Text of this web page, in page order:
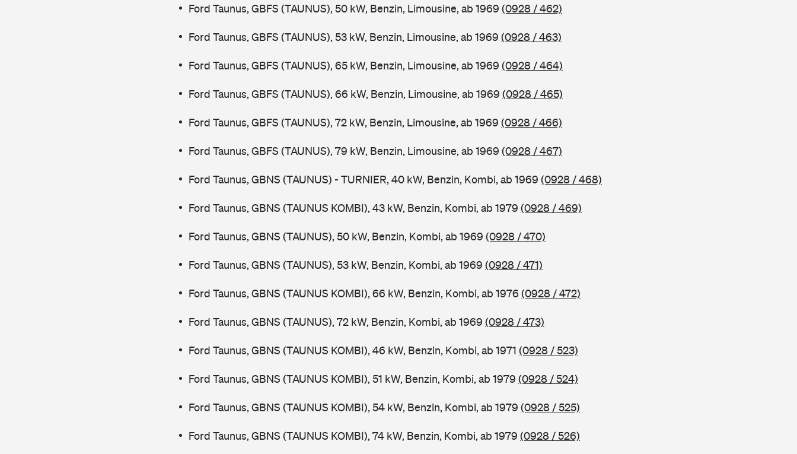
Ford Taunus, GBFS (TAUNUS), 50 kW, Benzin, Limousine, ab 1969 (0928 / 462)
Ford Taunus, GBFS (TAUNUS), 53 kW, Benzin, Limousine, ab 1969 (0928 / 463)
Ford Taunus, GBFS (TAUNUS), 65 kW, Benzin, Limousine, ab 1969 (0928 / 464)
Ford Taunus, GBFS (TAUNUS), 66 kW, Benzin, Limousine, ab 1969 (0928 / 465)
Ford Taunus, GBFS (TAUNUS), 72 kW, Benzin, Limousine, ab 1969 (0928 / 466)
Ford Taunus, GBFS (TAUNUS), 79 kW, Benzin, Limousine, ab 1969 (0928 / 467)
Ford Taunus, GBNS (TAUNUS) - TURNIER, 40 kW, Benzin, Kombi, ab 1969 (0928 / 468)
Ford Taunus, GBNS (TAUNUS KOMBI), 43 kW, Benzin, Kombi, ab 1979 (0928 / 469)
Ford Taunus, GBNS (TAUNUS), 50 kW, Benzin, Kombi, ab 1969 (0928 / 470)
Ford Taunus, GBNS (TAUNUS), 53 kW, Benzin, Kombi, ab 1969 (0928 / 471)
Ford Taunus, GBNS (TAUNUS KOMBI), 66 kW, Benzin, Kombi, ab 1976 (0928 / 472)
Ford Taunus, GBNS (TAUNUS), 72 kW, Benzin, Kombi, ab 1969 (0928 / 473)
Ford Taunus, GBNS (TAUNUS KOMBI), 46 kW, Benzin, Kombi, ab 1971 (0928 / 523)
Ford Taunus, GBNS (TAUNUS KOMBI), 51 kW, Benzin, Kombi, ab 1979 (0928 / 524)
Ford Taunus, GBNS (TAUNUS KOMBI), 54 kW, Benzin, Kombi, ab 1979 (0928 / 525)
Ford Taunus, GBNS (TAUNUS KOMBI), 74 kW, Benzin, Kombi, ab 1979 (0928 / 526)